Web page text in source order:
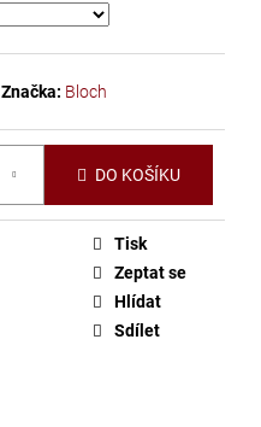
Značka: Bloch
DO KOŠÍKU
Tisk
Zeptat se
Hlídat
Sdílet